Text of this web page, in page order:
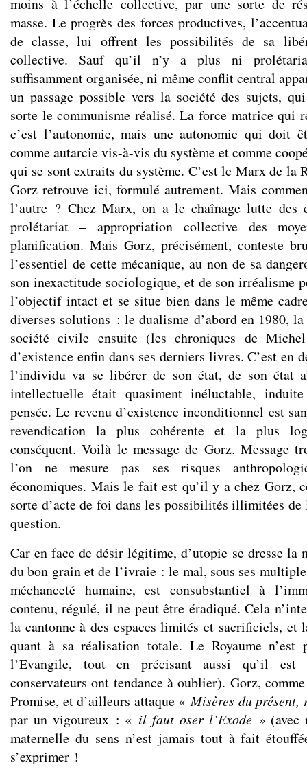
moins à l’échelle collective, par une sorte de
masse. Le progrès des forces productives,
de classe, lui offrent les possibilités de sa
collective. Sauf qu’il n’y a plus ni
suffisamment organisée, ni même conflit central
un passage possible vers la société des sujets,
sorte le communisme réalisé. La force matrice qui
c’est l’autonomie, mais une autonomie qui doit
comme autarcie vis-à-vis du système et comme
qui se sont extraits du système. C’est le Marx de la
Gorz retrouve ici, formulé autrement. Mais
l’autre ? Chez Marx, on a le chaînage lutte des
prolétariat – appropriation collective des
planification. Mais Gorz, précisément, conteste
l’essentiel de cette mécanique, au non de sa
son inexactitude sociologique, et de son irréalisme
l’objectif intact et se situe bien dans le même
diverses solutions : le dualisme d’abord en 1980,
société civile ensuite (les chroniques de
d’existence enfin dans ses derniers livres. C’est en
l’individu va se libérer de son état, de son état
intellectuelle était quasiment inéluctable,
pensée. Le revenu d’existence inconditionnel est
revendication la plus cohérente et la plus
conséquent. Voilà le message de Gorz. Message
l’on ne mesure pas ses risques
économiques. Mais le fait est qu’il y a chez Gorz,
sorte d’acte de foi dans les possibilités illimitées de
question.
Car en face de désir légitime, d’utopie se dresse la
du bon grain et de l’ivraie : le mal, sous ses
méchanceté humaine, est consubstantiel à
contenu, régulé, il ne peut être éradiqué. Cela
la cantonne à des espaces limités et sacrificiels, et
quant à sa réalisation totale. Le Royaume n’est
l’Evangile, tout en précisant aussi qu’il
conservateurs ont tendance à oublier). Gorz,
Promise, et d’ailleurs attaque «Misères du
par un vigoureux : « il faut oser l’Exode» (avec
maternelle du sens n’est jamais tout à fait
s’exprimer !